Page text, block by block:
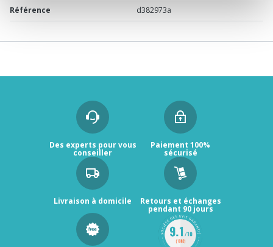
Référence d382973a
Des experts pour vous
conseiller
Paiement 100%
sécurisé
Livraison à domicile Retours et échanges
pendant 90 jours